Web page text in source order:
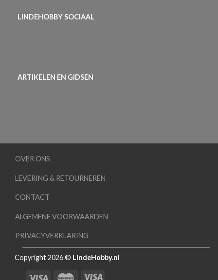
LINDEHOBBY SOCIAAL
ARTIKELEN EN GIDSEN
OVER ONS
LEVERING & RETOURNEREN
CONTACT
ALGEMENE VOORWAARDEN
PRIVACYVERKLARING
Copyright 2026 © LindeHobby.nl